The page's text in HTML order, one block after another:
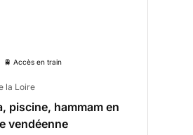
🚆 Accès en train
la Loire
piscine, hammam en
vendéenne